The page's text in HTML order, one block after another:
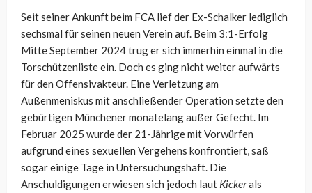
Seit seiner Ankunft beim FCA lief der Ex-Schalker lediglich
sechsmal für seinen neuen Verein auf. Beim 3:1-Erfolg
Mitte September 2024 trug er sich immerhin einmal in die
Torschützenliste ein. Doch es ging nicht weiter aufwärts
für den Offensivakteur. Eine Verletzung am
Außenmeniskus mit anschließender Operation setzte den
gebürtigen Münchener monatelang außer Gefecht. Im
Februar 2025 wurde der 21-Jährige mit Vorwürfen
aufgrund eines sexuellen Vergehens konfrontiert, saß
sogar einige Tage in Untersuchungshaft. Die
Anschuldigungen erwiesen sich jedoch laut Kickerals